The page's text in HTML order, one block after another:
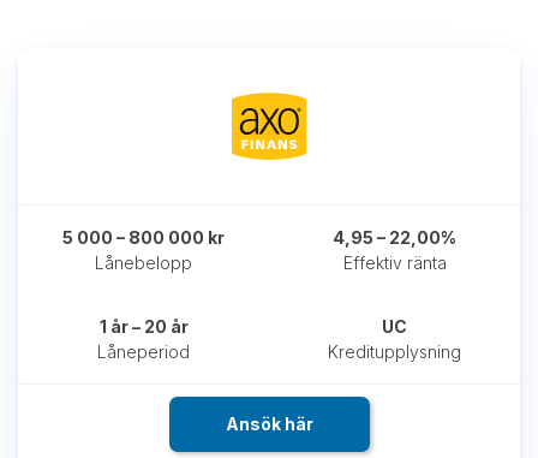
Lånebelopp
5 000 – 800 000 kr
Effektiv ränta
4,95 – 22,00%
Låneperiod
1 år – 20 år
Kreditupplysning
UC
Ansök här